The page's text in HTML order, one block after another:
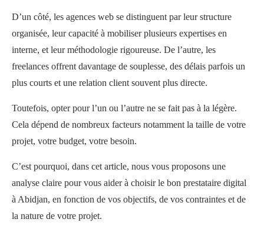
D’un côté, les agences web se distinguent par leur structure
organisée, leur capacité à mobiliser plusieurs expertises en
interne, et leur méthodologie rigoureuse. De l’autre, les
freelances offrent davantage de souplesse, des délais parfois un
plus courts et une relation client souvent plus directe.
Toutefois, opter pour l’un ou l’autre ne se fait pas à la légère.
Cela dépend de nombreux facteurs notamment la taille de votre
projet, votre budget, votre besoin.
C’est pourquoi, dans cet article, nous vous proposons une
analyse claire pour vous aider à choisir le bon prestataire digital
à Abidjan, en fonction de vos objectifs, de vos contraintes et de
la nature de votre projet.